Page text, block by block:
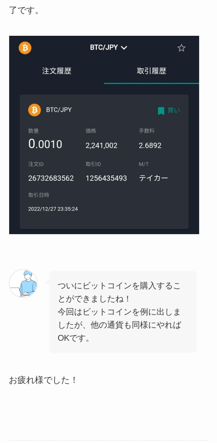
了です。
ついにビットコインを購入するこ
とができましたね！
今回はビットコインを例に出しま
したが、他の通貨も同様にやれば
OKです。
お疲れ様でした！